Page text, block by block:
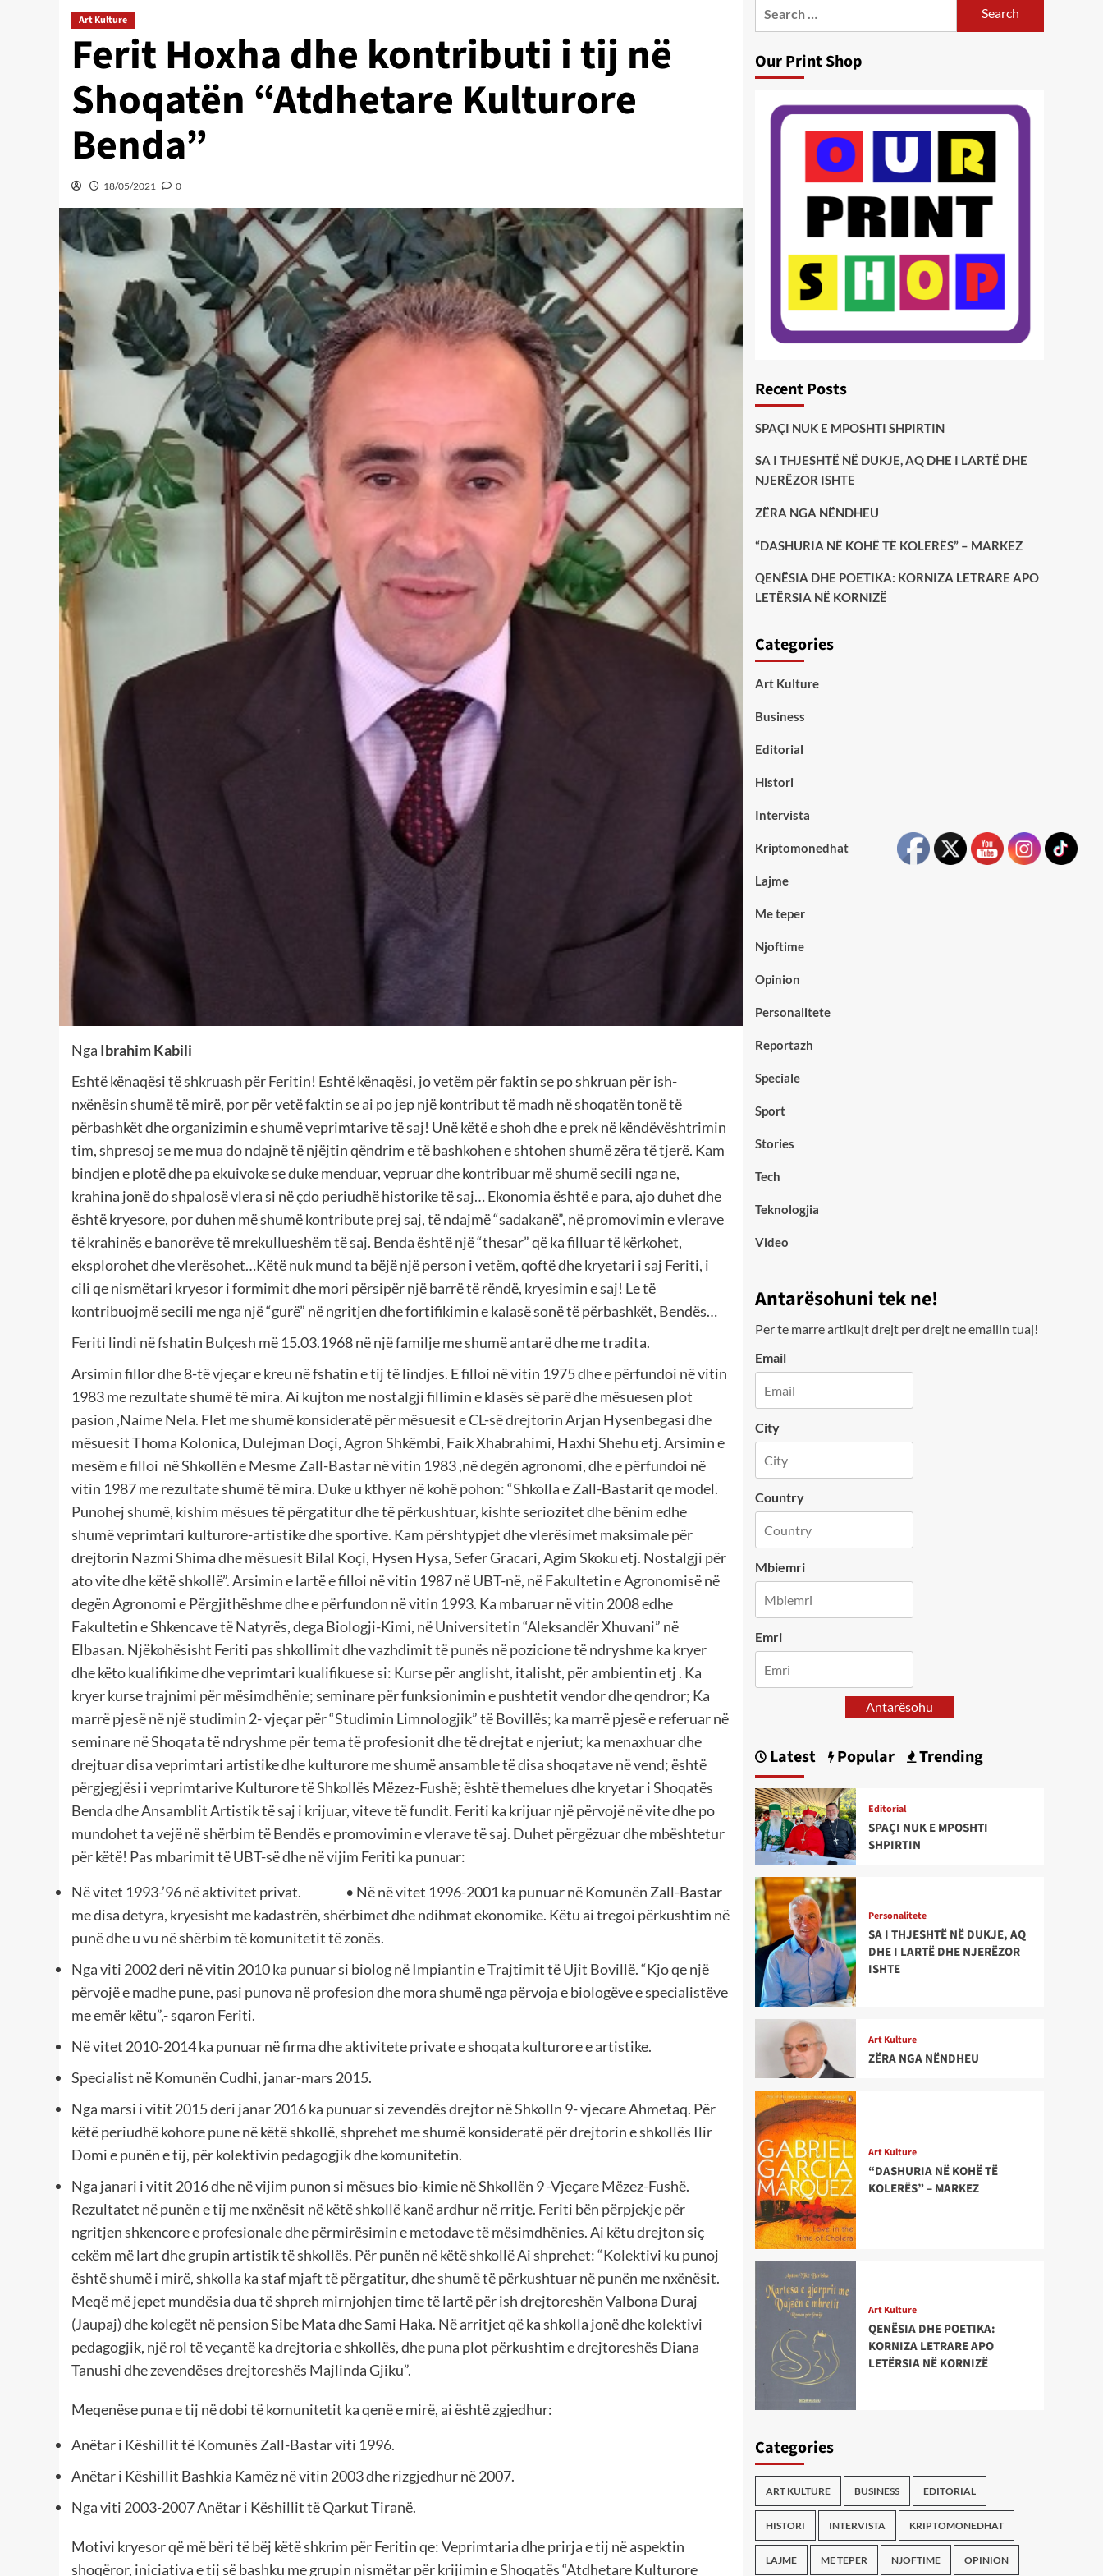
Art Kulture
Ferit Hoxha dhe kontributi i tij në
Shoqatën “Atdhetare Kulturore
Benda”
18/05/2021 0
Nga Ibrahim Kabili
Eshtë kënaqësi të shkruash për Feritin! Eshtë kënaqësi, jo vetëm për faktin se po shkruan për ish-
nxënësin shumë të mirë, por për vetë faktin se ai po jep një kontribut të madh në shoqatën tonë të
përbashkët dhe organizimin e shumë veprimtarive të saj! Unë këtë e shoh dhe e prek në këndëvështrimin
tim, shpresoj se me mua do ndajnë të njëjtin qëndrim e të bashkohen e shtohen shumë zëra të tjerë. Kam
bindjen e plotë dhe pa ekuivoke se duke menduar, vepruar dhe kontribuar më shumë secili nga ne,
krahina jonë do shpalosë vlera si në çdo periudhë historike të saj… Ekonomia është e para, ajo duhet dhe
është kryesore, por duhen më shumë kontribute prej saj, të ndajmë “sadakanë”, në promovimin e vlerave
të krahinës e banorëve të mrekullueshëm të saj. Benda është një “thesar” që ka filluar të kërkohet,
eksplorohet dhe vlerësohet…Këtë nuk mund ta bëjë një person i vetëm, qoftë dhe kryetari i saj Feriti, i
cili qe nismëtari kryesor i formimit dhe mori përsipër një barrë të rëndë, kryesimin e saj! Le të
kontribuojmë secili me nga një “gurë” në ngritjen dhe fortifikimin e kalasë sonë të përbashkët, Bendës…
Feriti lindi në fshatin Bulçesh më 15.03.1968 në një familje me shumë antarë dhe me tradita.
Arsimin fillor dhe 8-të vjeçar e kreu në fshatin e tij të lindjes. E filloi në vitin 1975 dhe e përfundoi në vitin
1983 me rezultate shumë të mira. Ai kujton me nostalgji fillimin e klasës së parë dhe mësuesen plot
pasion ,Naime Nela. Flet me shumë konsideratë për mësuesit e CL-së drejtorin Arjan Hysenbegasi dhe
mësuesit Thoma Kolonica, Dulejman Doçi, Agron Shkëmbi, Faik Xhabrahimi, Haxhi Shehu etj. Arsimin e
mesëm e filloi në Shkollën e Mesme Zall-Bastar në vitin 1983 ,në degën agronomi, dhe e përfundoi në
vitin 1987 me rezultate shumë të mira. Duke u kthyer në kohë pohon: “Shkolla e Zall-Bastarit qe model.
Punohej shumë, kishim mësues të përgatitur dhe të përkushtuar, kishte seriozitet dhe bënim edhe
shumë veprimtari kulturore-artistike dhe sportive. Kam përshtypjet dhe vlerësimet maksimale për
drejtorin Nazmi Shima dhe mësuesit Bilal Koçi, Hysen Hysa, Sefer Gracari, Agim Skoku etj. Nostalgji për
ato vite dhe këtë shkollë”. Arsimin e lartë e filloi në vitin 1987 në UBT-në, në Fakultetin e Agronomisë në
degën Agronomi e Përgjithëshme dhe e përfundon në vitin 1993. Ka mbaruar në vitin 2008 edhe
Fakultetin e Shkencave të Natyrës, dega Biologji-Kimi, në Universitetin “Aleksandër Xhuvani” në
Elbasan. Njëkohësisht Feriti pas shkollimit dhe vazhdimit të punës në pozicione të ndryshme ka kryer
dhe këto kualifikime dhe veprimtari kualifikuese si: Kurse për anglisht, italisht, për ambientin etj . Ka
kryer kurse trajnimi për mësimdhënie; seminare për funksionimin e pushtetit vendor dhe qendror; Ka
marrë pjesë në një studimin 2- vjeçar për “Studimin Limnologjik” të Bovillës; ka marrë pjesë e referuar në
seminare në Shoqata të ndryshme për tema të profesionit dhe të drejtat e njeriut; ka menaxhuar dhe
drejtuar disa veprimtari artistike dhe kulturore me shumë ansamble të disa shoqatave në vend; është
përgjegjësi i veprimtarive Kulturore të Shkollës Mëzez-Fushë; është themelues dhe kryetar i Shoqatës
Benda dhe Ansamblit Artistik të saj i krijuar, viteve të fundit. Feriti ka krijuar një përvojë në vite dhe po
mundohet ta vejë në shërbim të Bendës e promovimin e vlerave të saj. Duhet përgëzuar dhe mbështetur
për këtë! Pas mbarimit të UBT-së dhe në vijim Feriti ka punuar:
Në vitet 1993-’96 në aktivitet privat. • Në në vitet 1996-2001 ka punuar në Komunën Zall-Bastar
me disa detyra, kryesisht me kadastrën, shërbimet dhe ndihmat ekonomike. Këtu ai tregoi përkushtim në
punë dhe u vu në shërbim të komunitetit të zonës.
Nga viti 2002 deri në vitin 2010 ka punuar si biolog në Impiantin e Trajtimit të Ujit Bovillë. “Kjo qe një
përvojë e madhe pune, pasi punova në profesion dhe mora shumë nga përvoja e biologëve e specialistëve
me emër këtu”,- sqaron Feriti.
Në vitet 2010-2014 ka punuar në firma dhe aktivitete private e shoqata kulturore e artistike.
Specialist në Komunën Cudhi, janar-mars 2015.
Nga marsi i vitit 2015 deri janar 2016 ka punuar si zevendës drejtor në Shkolln 9- vjecare Ahmetaq. Për
këtë periudhë kohore pune në këtë shkollë, shprehet me shumë konsideratë për drejtorin e shkollës Ilir
Domi e punën e tij, për kolektivin pedagogjik dhe komunitetin.
Nga janari i vitit 2016 dhe në vijim punon si mësues bio-kimie në Shkollën 9 -Vjeçare Mëzez-Fushë.
Rezultatet në punën e tij me nxënësit në këtë shkollë kanë ardhur në rritje. Feriti bën përpjekje për
ngritjen shkencore e profesionale dhe përmirësimin e metodave të mësimdhënies. Ai këtu drejton siç
cekëm më lart dhe grupin artistik të shkollës. Për punën në këtë shkollë Ai shprehet: “Kolektivi ku punoj
është shumë i mirë, shkolla ka staf mjaft të përgatitur, dhe shumë të përkushtuar në punën me nxënësit.
Meqë më jepet mundësia dua të shpreh mirnjohjen time të lartë për ish drejtoreshën Valbona Duraj
(Jaupaj) dhe kolegët në pension Sibe Mata dhe Sami Haka. Në arritjet që ka shkolla jonë dhe kolektivi
pedagogjik, një rol të veçantë ka drejtoria e shkollës, dhe puna plot përkushtim e drejtoreshës Diana
Tanushi dhe zevendëses drejtoreshës Majlinda Gjiku”.
Meqenëse puna e tij në dobi të komunitetit ka qenë e mirë, ai është zgjedhur:
Anëtar i Këshillit të Komunës Zall-Bastar viti 1996.
Anëtar i Këshillit Bashkia Kamëz në vitin 2003 dhe rizgjedhur në 2007.
Nga viti 2003-2007 Anëtar i Këshillit të Qarkut Tiranë.
Motivi kryesor që më bëri të bëj këtë shkrim për Feritin qe: Veprimtaria dhe prirja e tij në aspektin
shoqëror, iniciativa e tij së bashku me grupin nismëtar për krijimin e Shoqatës “Atdhetare Kulturore
Our Print Shop
Recent Posts
SPAÇI NUK E MPOSHTI SHPIRTIN
SA I THJESHTË NË DUKJE, AQ DHE I LARTË DHE
NJERËZOR ISHTE
ZËRA NGA NËNDHEU
“DASHURIA NË KOHË TË KOLERËS” – MARKEZ
QENËSIA DHE POETIKA: KORNIZA LETRARE APO
LETËRSIA NË KORNIZË
Categories
Art Kulture
Business
Editorial
Histori
Intervista
Kriptomonedhat
Lajme
Me teper
Njoftime
Opinion
Personalitete
Reportazh
Speciale
Sport
Stories
Tech
Teknologjia
Video
Antarësohuni tek ne!
Per te marre artikujt drejt per drejt ne emailin tuaj!
Email
City
Country
Mbiemri
Emri
Antarësohu
Latest Popular Trending
Editorial
SPAÇI NUK E MPOSHTI
SHPIRTIN
Personalitete
SA I THJESHTË NË DUKJE, AQ
DHE I LARTË DHE NJERËZOR
ISHTE
Art Kulture
ZËRA NGA NËNDHEU
Art Kulture
“DASHURIA NË KOHË TË
KOLERËS” – MARKEZ
Art Kulture
QENËSIA DHE POETIKA:
KORNIZA LETRARE APO
LETËRSIA NË KORNIZË
Categories
ART KULTURE BUSINESS EDITORIAL
HISTORI INTERVISTA KRIPTOMONEDHAT
LAJME ME TEPER NJOFTIME OPINION